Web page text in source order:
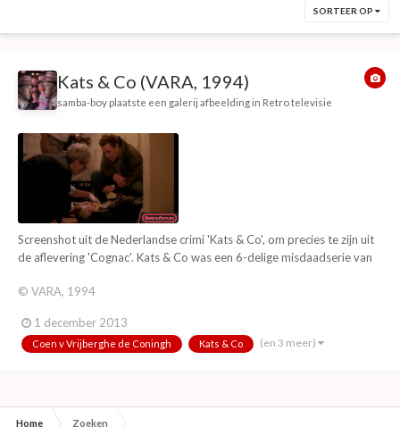
SORTEER OP
Kats & Co (VARA, 1994)
samba-boy plaatste een galerij afbeelding in Retro televisie
Screenshot uit de Nederlandse crimi 'Kats & Co', om precies te zijn uit
de aflevering 'Cognac'. Kats & Co was een 6-delige misdaadserie van
door gebruik te maken van nooit geproduceerde scenario's van de
© VARA, 1994
1 december 2013
Coen v Vrijberghe de Coningh Kats & Co (en 3 meer)
Home Zoeken